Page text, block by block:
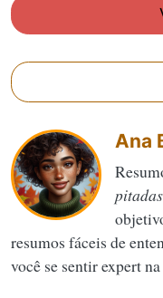
Ana
resumos fáceis de
você se sentir expert